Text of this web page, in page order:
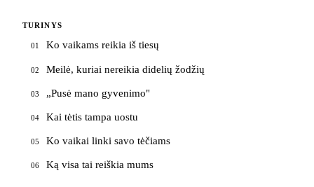
TURINYS
01 Ko vaikams reikia iš tiesų
02 Meilė, kuriai nereikia didelių žodžių
03 „Pusė mano gyvenimo"
04 Kai tėtis tampa uostu
05 Ko vaikai linki savo tėčiams
06 Ką visa tai reiškia mums